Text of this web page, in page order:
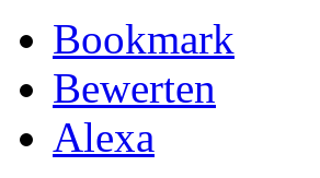
Bookmark
Bewerten
Alexa